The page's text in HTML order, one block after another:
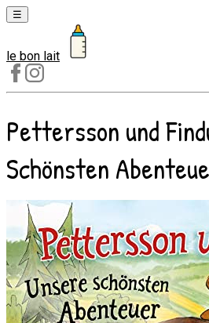
☰
Laits
1er
âge
Laits
2e
âge
Laits
de
croissance
le bon lait
Pettersson und
Schönsten